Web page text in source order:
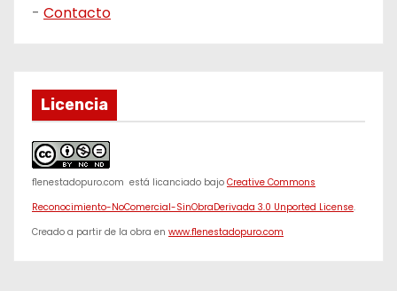
- Contacto
Licencia
f1enestadopuro.com está licanciado bajo Creative Commons
Reconocimiento-NoComercial-SinObraDerivada 3.0 Unported License.
Creado a partir de la obra en www.f1enestadopuro.com